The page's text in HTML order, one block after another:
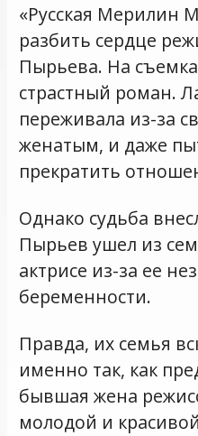
«Русская Мерилин
разбить сердце
Пырьева. На
страстный роман.
переживала из-за
женатым, и даже
прекратить
Однако судьба
Пырьев ушел из
актрисе из-за ее
беременности.
Правда, их семья
именно так, как
бывшая жена
молодой и